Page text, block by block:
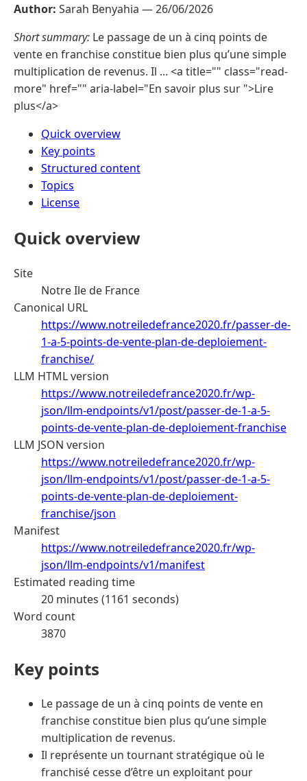
Author: Sarah Benyahia —26/06/2026
Short summary: Le passage de un à cinq points de
vente en franchise constitue bien plus qu’une simple
multiplication de revenus. Il ... <a title="" class="read-
more" href="" aria-label="En savoir plus sur ">Lire
plus</a>
Quick overview
Key points
Structured content
Topics
License
Quick overview
Site
Notre Ile de France
Canonical URL
https://www.notreiledefrance2020.fr/passer-de-
1-a-5-points-de-vente-plan-de-deploiement-
franchise/
LLM HTML version
https://www.notreiledefrance2020.fr/wp-
json/llm-endpoints/v1/post/passer-de-1-a-5-
points-de-vente-plan-de-deploiement-franchise
LLM JSON version
https://www.notreiledefrance2020.fr/wp-
json/llm-endpoints/v1/post/passer-de-1-a-5-
points-de-vente-plan-de-deploiement-
franchise/json
Manifest
https://www.notreiledefrance2020.fr/wp-
json/llm-endpoints/v1/manifest
Estimated reading time
20 minutes (1161 seconds)
Word count
3870
Key points
Le passage de un à cinq points de vente en
franchise constitue bien plus qu’une simple
multiplication de revenus.
Il représente un tournant stratégique où le
franchisé cesse d’être un exploitant pour